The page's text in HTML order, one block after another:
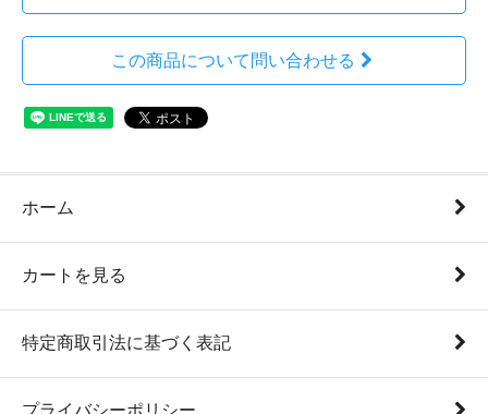
この商品について問い合わせる
ホーム
カートを見る
特定商取引法に基づく表記
プライバシーポリシー